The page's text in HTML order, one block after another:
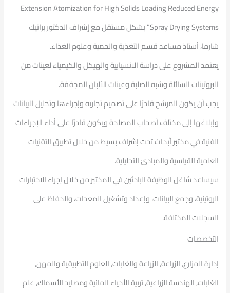
Extension Atomization for High Solids Loading Reduced Energy
Spray Drying Systems” بشكل مستقل مع إشراف الدكتور براتيك
شارما، أستاذ مساعد قسم التغذية والحمية وعلوم الغذاء.
يعتمد المشروع على دراسة الانسيابية والهيكل والكيمياء لعينات من
البروتينات السائلة وشبه الصلبة وعينات الألبان المجففة.
يجب أن يكون المرشح قادرًا على تصميم تجاربه وإجراءها وتحليل البيانات
وإبلاغها إلى مختلف أصحاب المصلحة ويكون قادرًا على أداء الإجراءات
الفنية في مختبر أبحاث تحت إشراف بسيط من خلال تطبيق التقنيات
العلمية القياسية والمبادئ التحليلية.
سيساعد شاغل الوظيفة الباحثين في المختبر من خلال إجراء الاختبارات
الروتينية، وجمع البيانات، وإعداد وتشغيل المعدات، والحفاظ على
السجلات المختلفة.
التخصصات
إدارة المزارع, الزراعة, الزراعة والغابات, العلوم التطبيقية والمهن,
الغابات, الهندسة الزراعية, تربية الأحياء المائية ومصايد الأسماك, علم